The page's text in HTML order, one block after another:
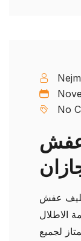
No
عفش
عفش
الاطلال
لجميع